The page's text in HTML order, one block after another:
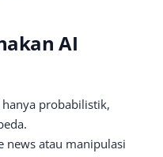
AI
hanya probabilistik,
news atau manipulasi